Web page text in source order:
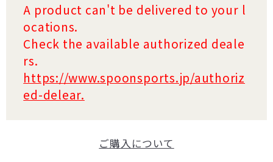
A product can't be delivered to your l
ocations.
Check the available authorized deale
rs.
https://www.spoonsports.jp/authoriz
ed-delear.
ご購入について